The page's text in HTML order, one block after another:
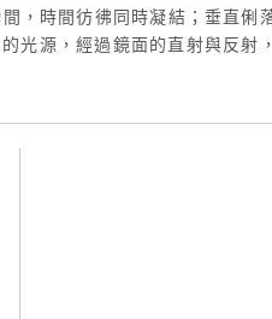
，時間彷彿同時凝結；垂直俐
光源，經過鏡面的直射與反射